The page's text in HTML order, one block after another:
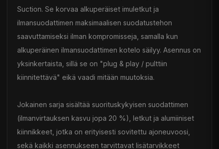
Suction. Se korvaa alkuperäiset imuletkut ja
ilmansuodattimen maksimaalisen suodatustehon
saavuttamiseksi ilman kompromisseja, samalla kun
alkuperäinen ilmansuodattimen kotelo säilyy. Asennus on
yksinkertaista, sillä se on "plug & play / pulttiin
kiinnitettävä" eikä vaadi mitään muutoksia.
Jokainen sarja sisältää suorituskykyisen suodattimen
(ilmanvirtauksen kasvu jopa 20 %), letkut ja alumiiniset
kiinnikkeet, jotka on erityisesti sovitettu ajoneuvoosi,
sekä kaikki asennukseen tarvittavat lisätarvikkeet